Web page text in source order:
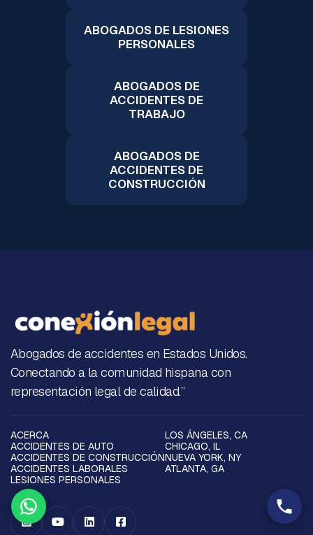
ABOGADOS DE LESIONES
PERSONALES
ABOGADOS DE
ACCIDENTES DE
TRABAJO
ABOGADOS DE
ACCIDENTES DE
CONSTRUCCIÓN
Abogados de accidentes en Estados Unidos.
Conectando a la comunidad hispana con
representación legal de calidad.”
ACERCA
ACCIDENTES DE AUTO
ACCIDENTES DE CONSTRUCCIÓN
ACCIDENTES LABORALES
LESIONES PERSONALES
LOS ÁNGELES, CA
CHICAGO, IL
NUEVA YORK, NY
ATLANTA, GA
   